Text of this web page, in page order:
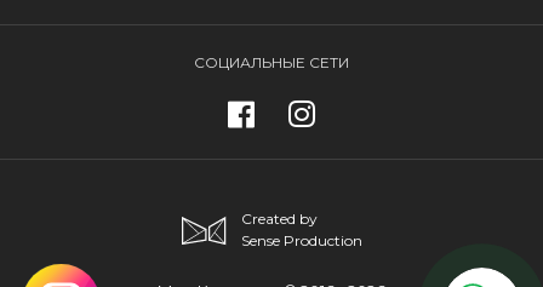
СОЦИАЛЬНЫЕ СЕТИ
Created by
Sense Production